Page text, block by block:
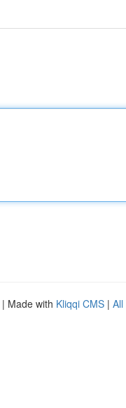
| Made with Kliqqi CMS | All